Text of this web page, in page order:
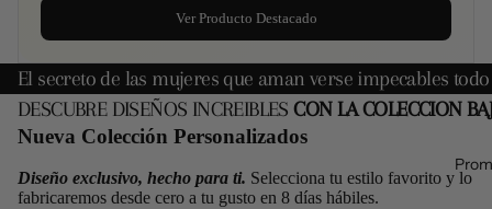
Ver Producto Destacado
El secreto de las mujeres que aman verse impecables
DESCUBRE DISEÑOS INCREIBLESCON LA COLECCION
Nueva Colección Personalizados
Diseño exclusivo, hecho para ti. Selecciona tu estilo favorito y lo
fabricaremos desde cero a tu gusto en 8 días hábiles.